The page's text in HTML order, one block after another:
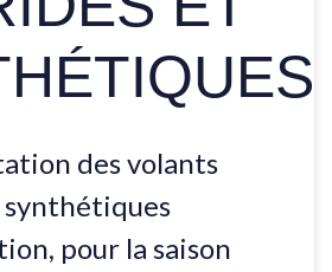
des volants
pour la saison